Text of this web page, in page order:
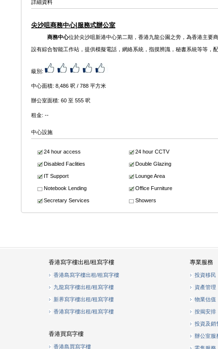
詳細資料
尖沙咀商務中心| 服務式辦公室
商務中心位於尖沙咀新港中心第二期，香港九龍公園之旁，為香港主要
設有綜合智能工作站，提供模擬電話，網絡系統，指摸辨識，秘書系統等等，
級別:
中心面積: 8,486 呎 / 788 平方米
辦公室面積: 60 至 555 呎
租金: --
中心設施
24 hour access 24 hour CCTV
Disabled Faclities Double Glazing
IT Support Lounge Area
Notebook Lending Office Furniture
Secretary Services Showers
香港寫字樓出租/租寫字樓
香港島寫字樓出租/租寫字樓
九龍寫字樓出租/租寫字樓
新界寫字樓出租/租寫字樓
香港寫字樓出租/租寫字樓
香港買寫字樓
香港島買寫字樓
專業服務
投資移民
資產管理
物業估值
按揭安排
投資及銷
辦公室服